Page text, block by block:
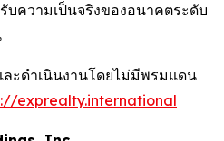
บความเป็นจริงของอนาคตระดับ
ะดำเนินงานโดยไม่มีพรมแดน
exprealty.international